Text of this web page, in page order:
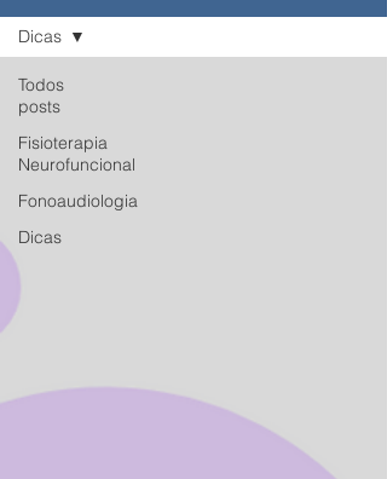
Todos
posts
Fisioterapia
Neurofuncional
Fonoaudiologia
Dicas
Dicas